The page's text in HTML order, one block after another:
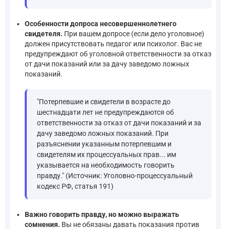
Особенности допроса несовершеннолетнего
свидетеля. При вашем допросе (если дело уголовное)
должен присутствовать педагог или психолог. Вас не
предупреждают об уголовной ответственности за отказ
от дачи показаний или за дачу заведомо ложных
показаний.
"Потерпевшие и свидетели в возрасте до
шестнадцати лет не предупреждаются об
ответственности за отказ от дачи показаний и за
дачу заведомо ложных показаний. При
разъяснении указанным потерпевшим и
свидетелям их процессуальных прав... им
указывается на необходимость говорить
правду." (Источник: Уголовно-процессуальный
кодекс РФ, статья 191)
Важно говорить правду, но можно выражать
сомнения. Вы не обязаны давать показания против